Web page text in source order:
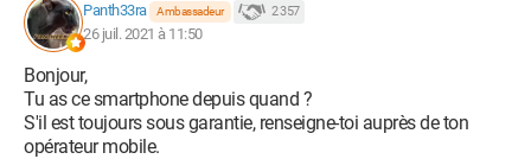
Panth33ra Ambassadeur 2 357
26 juil. 2021 à 11:50
Bonjour,
Tu as ce smartphone depuis quand ?
S'il est toujours sous garantie, renseigne-toi auprès de ton
opérateur mobile.